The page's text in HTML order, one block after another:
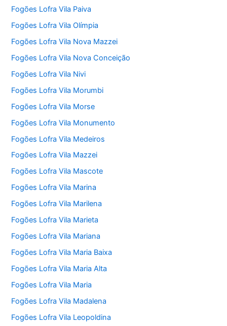
Fogões Lofra Vila Paiva
Fogões Lofra Vila Olímpia
Fogões Lofra Vila Nova Mazzei
Fogões Lofra Vila Nova Conceição
Fogões Lofra Vila Nivi
Fogões Lofra Vila Morumbi
Fogões Lofra Vila Morse
Fogões Lofra Vila Monumento
Fogões Lofra Vila Medeiros
Fogões Lofra Vila Mazzei
Fogões Lofra Vila Mascote
Fogões Lofra Vila Marina
Fogões Lofra Vila Marilena
Fogões Lofra Vila Marieta
Fogões Lofra Vila Mariana
Fogões Lofra Vila Maria Baixa
Fogões Lofra Vila Maria Alta
Fogões Lofra Vila Maria
Fogões Lofra Vila Madalena
Fogões Lofra Vila Leopoldina